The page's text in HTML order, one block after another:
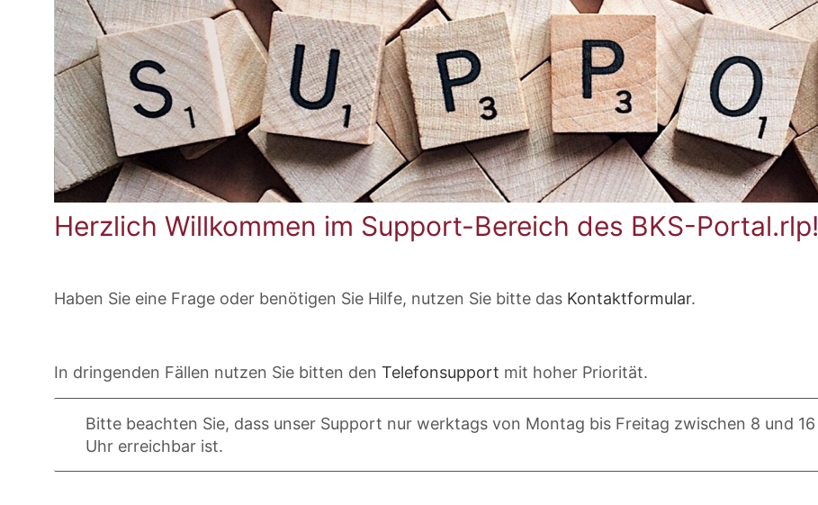
Herzlich Willkommen im Support-Bereich des BKS-Portal.rlp!
Haben Sie eine Frage oder benötigen Sie Hilfe, nutzen Sie bitte das Kontaktformular.
In dringenden Fällen nutzen Sie bitten den Telefonsupport mit hoher Priorität.
Bitte beachten Sie, dass unser Support nur werktags von Montag bis Freitag zwischen 8 und 16
Uhr erreichbar ist.